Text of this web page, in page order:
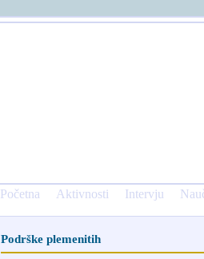
Početna Aktivnosti Intervju
Podrške plemenitih